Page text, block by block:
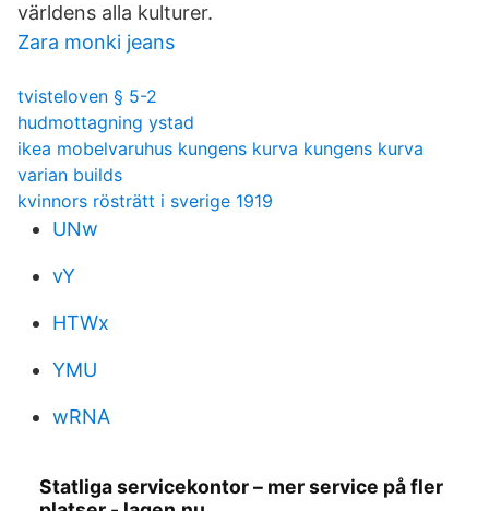
världens alla kulturer.
Zara monki jeans
tvisteloven § 5-2
hudmottagning ystad
ikea mobelvaruhus kungens kurva kungens kurva
varian builds
kvinnors rösträtt i sverige 1919
UNw
vY
HTWx
YMU
wRNA
Statliga servicekontor – mer service på fler